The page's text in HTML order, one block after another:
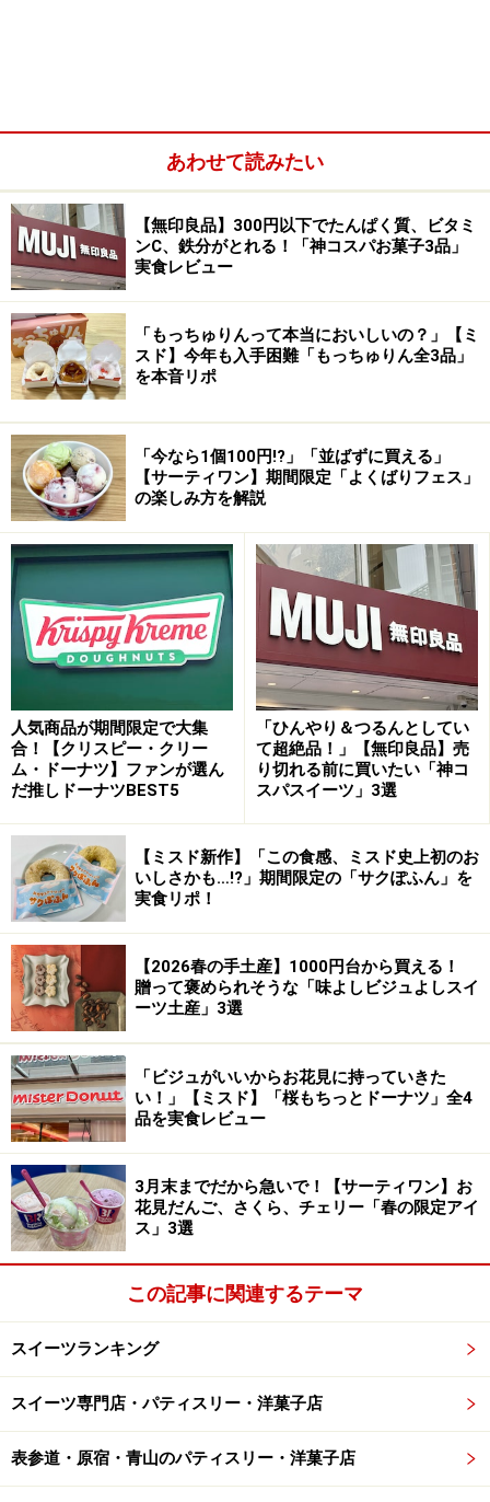
まずぜひ食べておきたいのは、こちらの店舗の目玉とな
る生菓子「ピュイ・ダムール」。“愛の泉”という意味を
持つこのお菓子は、鎧塚シェフがフランスのパリで修業
した老舗「ストレール」で学んだスペシャリテ。
鎧塚シェフも、これまでずっと出したいお菓子だったそ
うですが、表面のパリッとしたキャラメリゼが、時間が
経つと水分を吸ってやわらかくなってしまうので、なか
なか難しかったそう。今回は、1階の冷蔵ショーケース
の並びに実演ブースを設け、お客様の目の前で仕上げ作
業を行うスタイルで、積年の思いを実現したそうです。
「トシ・ヨロイヅカ 東京」の実演ブースで仕上げられる
「ピュイ・ダムール」
まず、「ピュイ・ダムール」に使われる「シブーストク
リーム」と呼ばれるクリームを作る工程が見られます。
卵白と砂糖を泡立ててふわふわにしたメレンゲを混ぜ込
んだ、軽やかな食感が特徴です。
「ピュイ・ダムール」のクリームを絞る
そして、土台となる敷き込みパイ生地の中にカスタード
クリームを絞り、その上にシブーストクリームを絞りま
す。
「ピュイ・ダムール」のキャラメリゼ
最後に、表面に粉糖を振りかけ、熱く熱した焼きごてを
当ててキャラメリゼ。ジュッという音と共に煙が立ち上
り、砂糖の焦げる甘く香ばしい香りが一面に広がりま
す。この作業を2回繰り返して出来あがりです。
大量に作り置きすることなく、こまめにキャラメリゼを
行うことで、繊細な出来たての食感を楽しむことができ
るのです。できればぜひ、焼き立てをカフェでいただき
たいですね！
あわせて読みたい
【無印良品】300円以下でたんぱく質、ビタミ
ンC、鉄分がとれる！「神コスパお菓子3品」
実食レビュー
「もっちゅりんって本当においしいの？」【ミ
スド】今年も入手困難「もっちゅりん全3品」
を本音リポ
「今なら1個100円!?」「並ばずに買える」
【サーティワン】期間限定「よくばりフェス」
の楽しみ方を解説
人気商品が期間限定で大集
合！【クリスピー・クリー
ム・ドーナツ】ファンが選ん
だ推しドーナツBEST5
「ひんやり＆つるんとしてい
て超絶品！」【無印良品】売
り切れる前に買いたい「神コ
スパスイーツ」3選
【ミスド新作】「この食感、ミスド史上初のお
いしさかも…!?」期間限定の「サクぽふん」を
実食リポ！
【2026春の手土産】1000円台から買える！
贈って褒められそうな「味よしビジュよしスイ
ーツ土産」3選
「ビジュがいいからお花見に持っていきた
い！」【ミスド】「桜もちっとドーナツ」全4
品を実食レビュー
3月末までだから急いで！【サーティワン】お
花見だんご、さくら、チェリー「春の限定アイ
ス」3選
この記事に関連するテーマ
スイーツランキング
スイーツ専門店・パティスリー・洋菓子店
表参道・原宿・青山のパティスリー・洋菓子店